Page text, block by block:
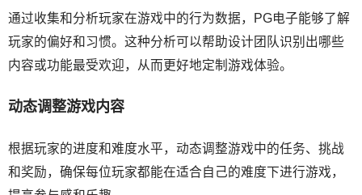
通过收集和分析玩家在游戏中的行为数据，PG电子能够了解
玩家的偏好和习惯。这种分析可以帮助设计团队识别出哪些
内容或功能最受欢迎，从而更好地定制游戏体验。
动态调整游戏内容
根据玩家的进度和难度水平，动态调整游戏中的任务、挑战
和奖励，确保每位玩家都能在适合自己的难度下进行游戏，